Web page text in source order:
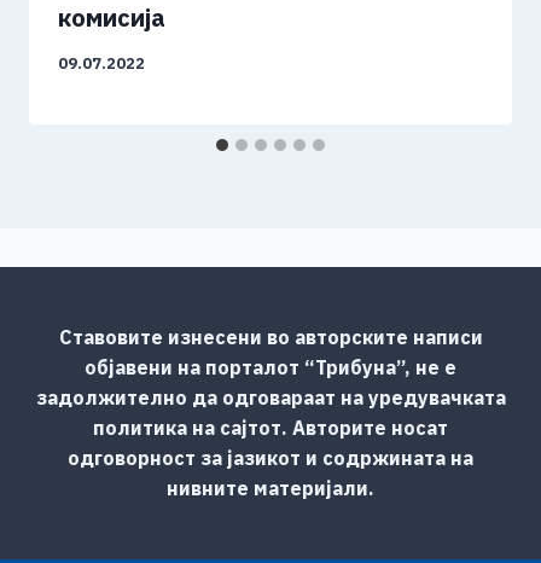
комисија
09.07.2022
Ставовите изнесени во авторските написи
објавени на порталот “Трибуна”, не е
задолжително да одговараат на уредувачката
политика на сајтот. Авторите носат
одговорност за јазикот и содржината на
нивните материјали.